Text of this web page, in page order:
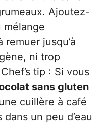
Ajoutez-
mélange
jusqu’à
ni trop
tip : Si vous
sans gluten
cuillère à café
un peu d’eau